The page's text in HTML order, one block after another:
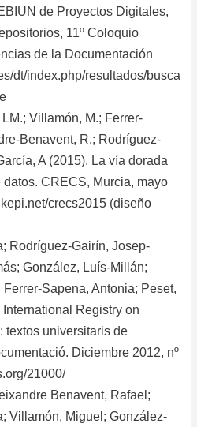
de Proyectos Digitales,
11º Coloquio
de la Documentación
dt/index.php/resultados/busca
Villamón, M.; Ferrer-
Benavent, R.; Rodríguez-
A (2015). La vía dorada
CRECS, Murcia, mayo
crecs2015 (diseño
Rodríguez-Gairín, Josep-
González, Luís-Millán;
Sapena, Antonia; Peset,
Registry on
textos universitaris de
Diciembre 2012, nº
21000/
Benavent, Rafael;
Villamón, Miguel; González-